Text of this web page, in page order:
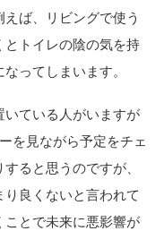
ば、リビングで使う
とトイレの陰の気を持
ってしまいます。
ている人がいますが
を見ながら予定をチェ
ると思うのですが、
良くないと言われて
ことで未来に悪影響が